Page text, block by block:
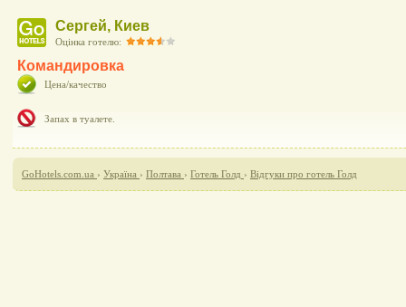
Сергей, Киев
Оцінка готелю:
Командировка
Цена/качество
Запах в туалете.
GoHotels.com.ua › Україна › Полтава › Готель Голд › Відгуки про готель Голд